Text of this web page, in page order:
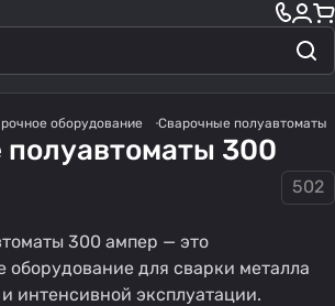
оборудование Сварочные полуавтоматы
300
502
300 ампер — это
оборудование для сварки металла
интенсивной эксплуатации.